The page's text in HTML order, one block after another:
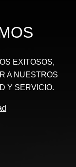
EXITOSOS,
A NUESTROS
Y SERVICIO.